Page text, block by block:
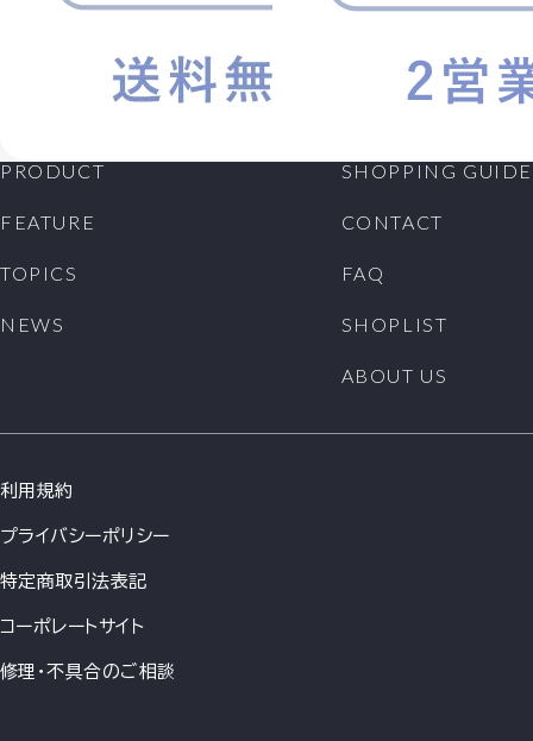
PRODUCT
FEATURE
TOPICS
NEWS
SHOPPING GUIDE
CONTACT
FAQ
SHOPLIST
ABOUT US
利用規約
プライバシーポリシー
特定商取引法表記
コーポレートサイト
修理・不具合のご相談